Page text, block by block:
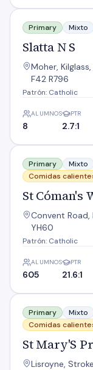
Slatta N S
Primary Mixto
Slatta N S
Moher,
F42 R796
Patrón: Catholic
ALUMNOS
8
PTR
2.7:1
St Cóman's Wood
Primary Mixto
Comidas
St Cóman's
Convent Road,
YH60
Patrón: Catholic
ALUMNOS
605
PTR
21.6:1
St Mary'S Primary
Primary Mixto
Comidas
St Mary'S
Lisroyne,